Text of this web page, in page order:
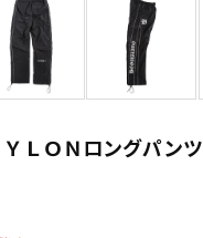
ＬＯＮロングパンツ